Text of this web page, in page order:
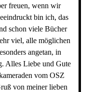
freuen, wenn wir
bin ich, das
schon viele Bücher
viel, alle möglichen
angetan, in
Alles Liebe und Gute
vom OSZ
von meiner lieben